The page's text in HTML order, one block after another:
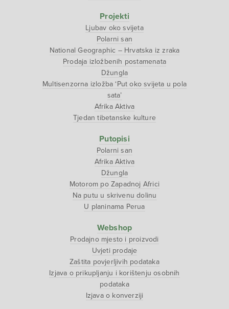
Projekti
Ljubav oko svijeta
Polarni san
National Geographic – Hrvatska iz zraka
Prodaja izložbenih postamenata
Džungla
Multisenzorna izložba ‘Put oko svijeta u pola
sata’
Afrika Aktiva
Tjedan tibetanske kulture
Putopisi
Polarni san
Afrika Aktiva
Džungla
Motorom po Zapadnoj Africi
Na putu u skrivenu dolinu
U planinama Perua
Webshop
Prodajno mjesto i proizvodi
Uvjeti prodaje
Zaštita povjerljivih podataka
Izjava o prikupljanju i korištenju osobnih
podataka
Izjava o konverziji